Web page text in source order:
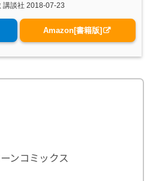
講談社 2018-07-23
Amazon[書籍版]
ンコミックス